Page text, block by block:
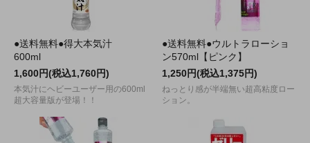
●送料無料●得大本気汁
600ml
1,600円(税込1,760円)
本気汁にヘビーユーザー用の600ml
超大容量版が登場！！
●送料無料●ウルトラローショ
ン570ml【ピンク】
1,250円(税込1,375円)
ねっとり感が半端無い超高粘度ロー
ション。